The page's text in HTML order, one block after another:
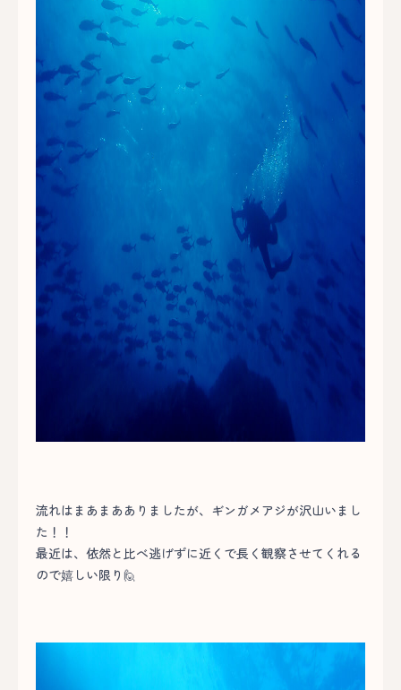
流れはまあまあありましたが、ギンガメアジが沢山いまし
た！！
最近は、依然と比べ逃げずに近くで長く観察させてくれる
ので嬉しい限り🙋